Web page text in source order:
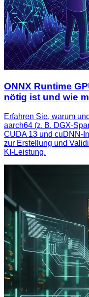
ONNX Runtime
nötig ist und wie
Erfahren Sie, warum
aarch64 (z. B.
CUDA 13 und cuDNN-
zur Erstellung und
KI‑Leistung.